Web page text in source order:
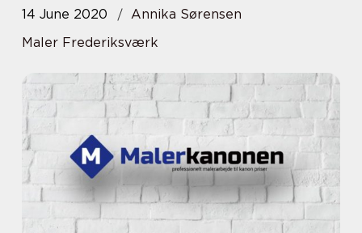
14 June 2020
Annika Sørensen
Maler Frederiksværk